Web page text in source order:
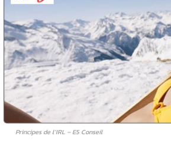
Principes de l’IRL – E5 Conseil